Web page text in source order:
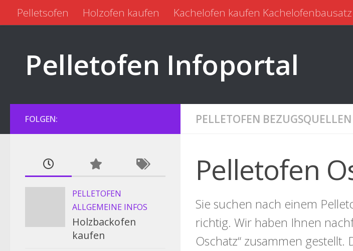
Zum Inhalt springen
Pelletsofen Holzofen kaufen Kachelofen kaufen Kachelofenbausatz
Pelletofen Infoportal
PELLETOFEN
Pelletofen
Sie suchen nach einem
richtig. Wir haben Ihnen
Oschatz“ zusammen
FOLGEN:
PELLETOFEN
ALLGEMEINE INFOS
Holzbackofen
kaufen